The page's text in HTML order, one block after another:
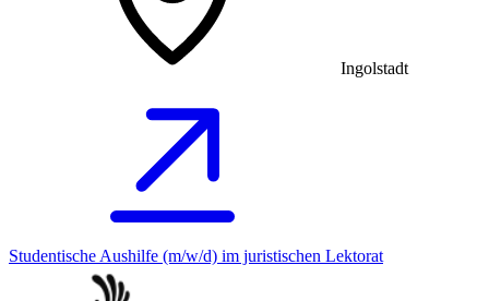
Ingolstadt
Studentische Aushilfe (m/w/d) im juristischen Lektorat